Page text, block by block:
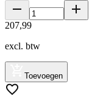
207,99
excl. btw
Toevoegen